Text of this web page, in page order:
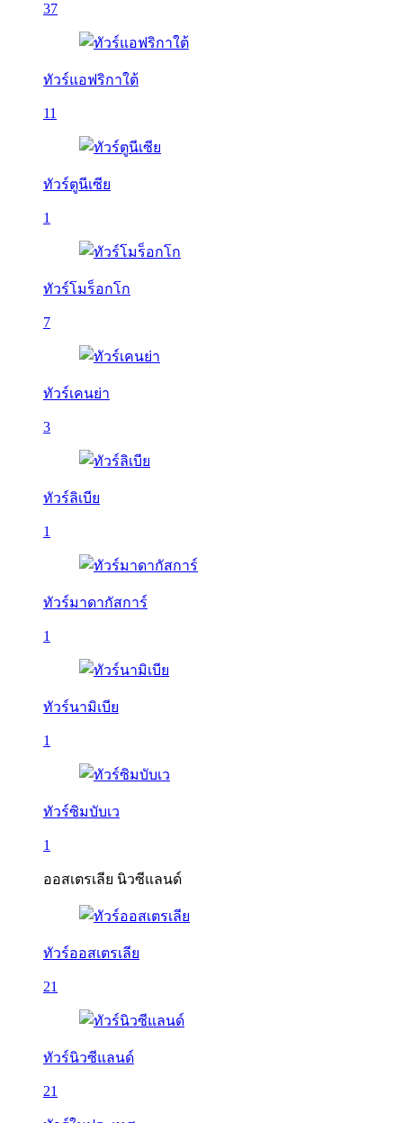
37
ทัวร์แอฟริกาใต้
11
ทัวร์ตูนีเซีย
1
ทัวร์โมร็อกโก
7
ทัวร์เคนย่า
3
ทัวร์ลิเบีย
1
ทัวร์มาดากัสการ์
1
ทัวร์นามิเบีย
1
ทัวร์ซิมบับเว
1
ออสเตรเลีย นิวซีแลนด์
ทัวร์ออสเตรเลีย
21
ทัวร์นิวซีแลนด์
21